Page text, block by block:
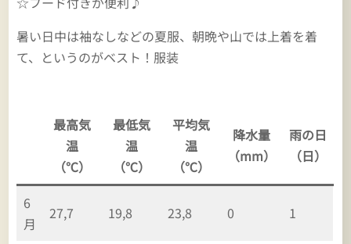
暑い日中は袖なしなどの夏服、朝晩や山では上着を着
て、というのがベスト！服装
最高気
温
（℃）
最低気
温
（℃）
平均気
温
（℃）
降水量
（mm）
雨の日
（日）
6
月
27,7 19,8 23,8 0 1